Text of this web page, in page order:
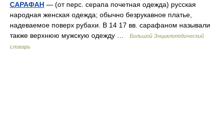
САРАФАН — (от перс. серапа почетная одежда) русская
народная женская одежда; обычно безрукавное платье,
надеваемое поверх рубахи. В 14 17 вв. сарафаном называли
также верхнюю мужскую одежду …
Большой Энциклопедический
словарь